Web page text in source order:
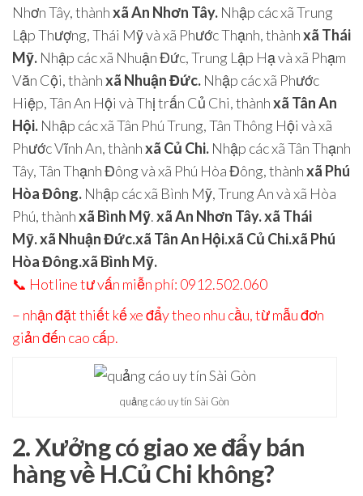
Nhơn Tây, thànhxã An Nhơn Tây. Nhập các xã Trung
Lập Thượng, Thái Mỹ và xã Phước Thạnh, thànhxã Thái
Mỹ. Nhập các xã Nhuận Đức, Trung Lập Hạ và xã Phạm
Văn Cội, thànhxã Nhuận Đức. Nhập các xã Phước
Hiệp, Tân An Hội và Thị trấn Củ Chi, thànhxã Tân An
Hội. Nhập các xã Tân Phú Trung, Tân Thông Hội và xã
Phước Vĩnh An, thànhxã Củ Chi. Nhập các xã Tân Thạnh
Tây, Tân Thạnh Đông và xã Phú Hòa Đông, thànhxã Phú
Hòa Đông. Nhập các xã Bình Mỹ, Trung An và xã Hòa
Phú, thànhxã Bình Mỹ.xã An Nhơn Tây. xã Thái
Mỹ. xã Nhuận Đức.xã Tân An Hội.xã Củ Chi.xã Phú
Hòa Đông.xã Bình Mỹ.
📞 Hotline tư vấn miễn phí: 0912.502.060
– nhận đặt thiết kế xe đẩy theo nhu cầu, từ mẫu đơn
giản đến cao cấp.
quảng cáo uy tín Sài Gòn
2. Xưởng có giao xe đẩy bán
hàng về H.Củ Chi không?